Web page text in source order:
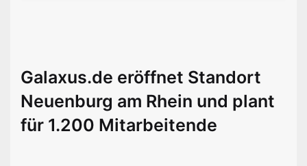
Galaxus.de eröffnet Standort
Neuenburg am Rhein und plant
für 1.200 Mitarbeitende